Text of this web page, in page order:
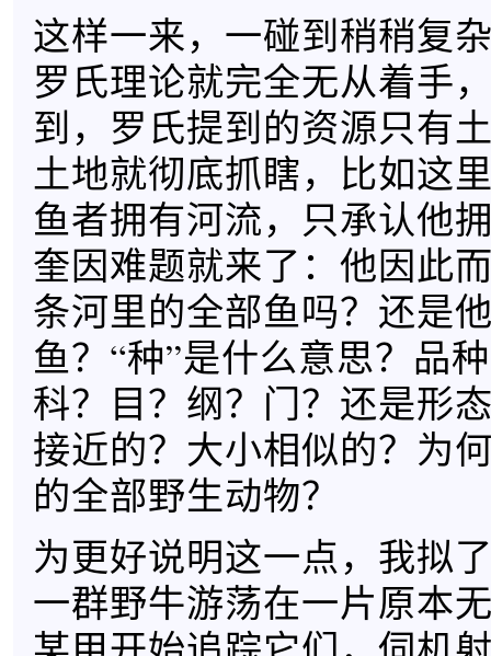
这样一来，一碰到稍稍复
罗氏理论就完全无从着手
到，罗氏提到的资源只有
土地就彻底抓瞎，比如这
鱼者拥有河流，只承认他
奎因难题就来了：他因此
条河里的全部鱼吗？还是
鱼？“种”是什么意思？品
科？目？纲？门？还是形
接近的？大小相似的？为
的全部野生动物？
为更好说明这一点，我拟
一群野牛游荡在一片原本